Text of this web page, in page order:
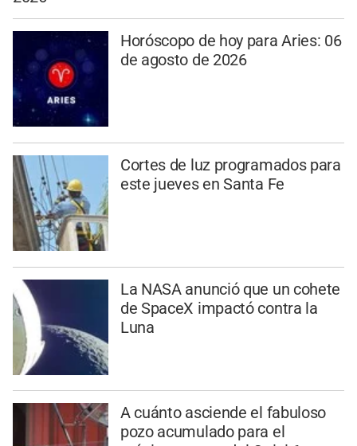
Horóscopo de hoy para Aries: 06
de agosto de 2026
Cortes de luz programados para
este jueves en Santa Fe
La NASA anunció que un cohete
de SpaceX impactó contra la
Luna
A cuánto asciende el fabuloso
pozo acumulado para el